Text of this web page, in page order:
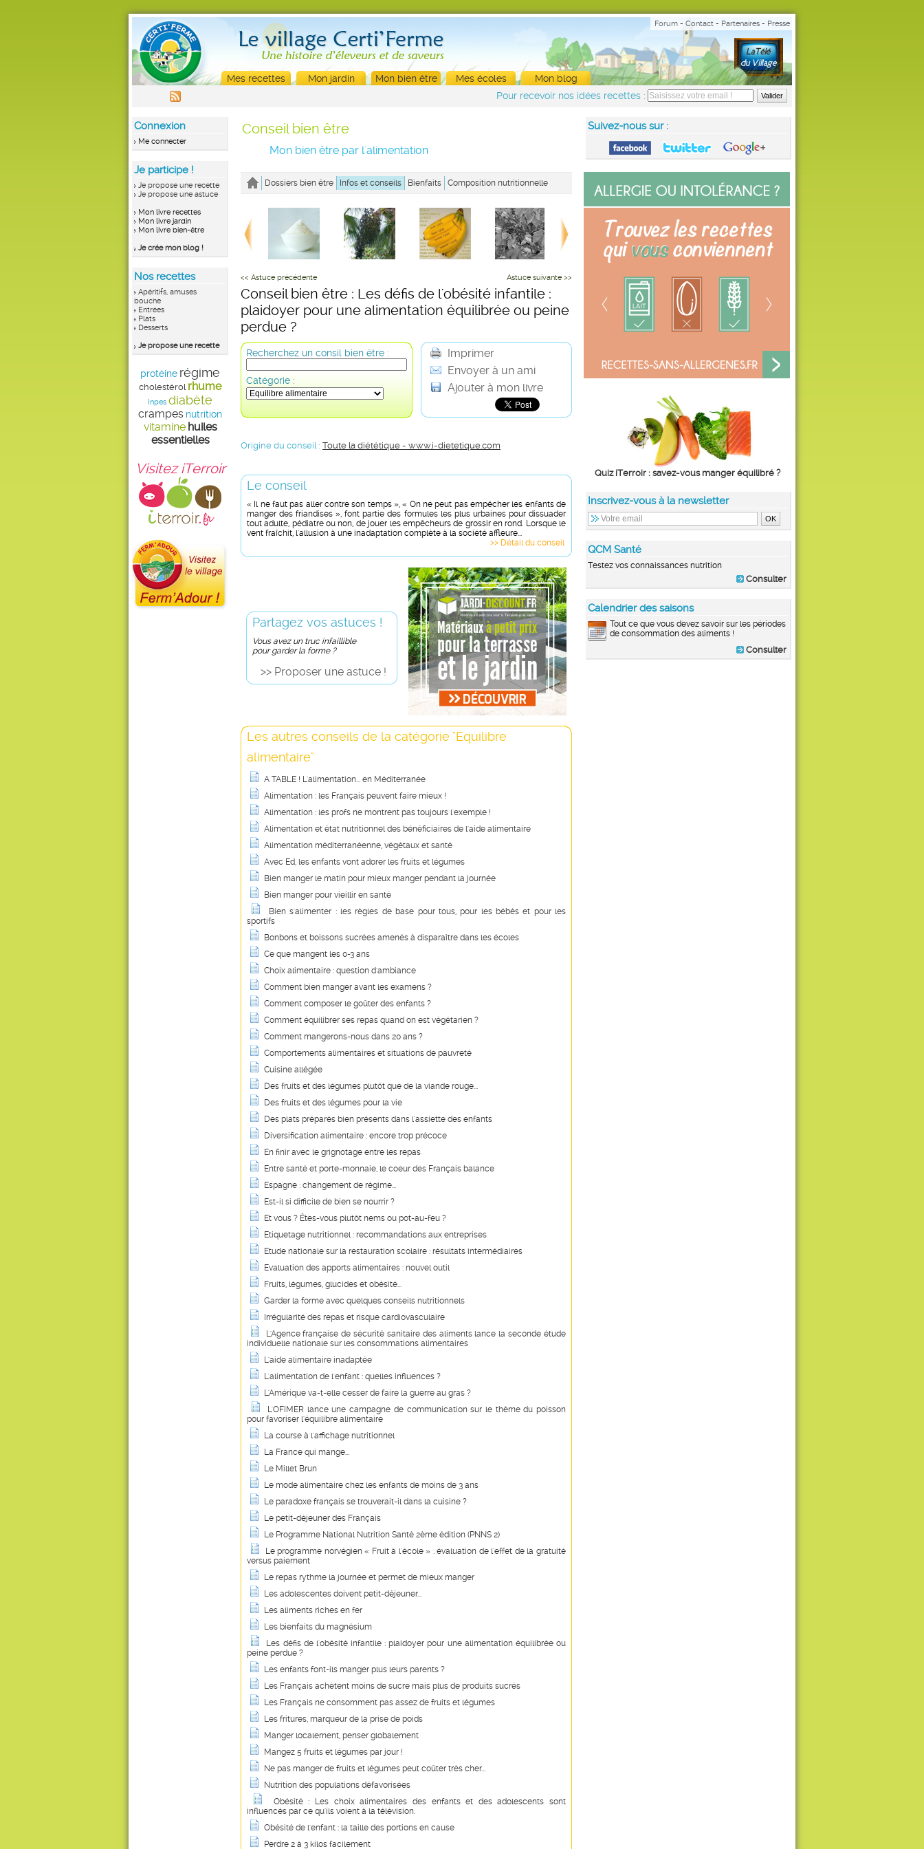
Forum - Contact - Partenaires - Presse
Mes recettes Mon jardin Mon bien être Mes écoles
Mon blog
Pour recevoir nos idées recettes :
Connexion
Me connecter
Je participe !
Je propose une recette
Je propose une astuce
Mon livre recettes
Mon livre jardin
Mon livre bien-être
Je crée mon blog !
Nos recettes
Apéritifs, amuses
bouche
Entrées
Plats
Desserts
Je propose une recette
protéine régime
cholestérol rhume
Inpes diabète
crampes nutrition
vitamine huiles
essentielles
Visitez iTerroir
Suivez-nous sur :
Quiz iTerroir : savez-vous manger équilibré ?
Inscrivez-vous à la newsletter
QCM Santé
Testez vos connaissances nutrition
Consulter
Calendrier des saisons
Tout ce que vous devez savoir sur les périodes
de consommation des aliments !
Consulter
Conseil bien être
Mon bien être par l'alimentation
Dossiers bien être Infos et conseils Bienfaits Composition nutritionnelle
Astuce suivante >>
<< Astuce précédente
Conseil bien être : Les défis de l'obésité infantile :
plaidoyer pour une alimentation équilibrée ou peine
perdue ?
Recherchez un consil bien être :
Catégorie :
Imprimer
Envoyer à un ami
Ajouter à mon livre
Origine du conseil : Toute la diététique - www.i-dietetique.com
Le conseil
« Il ne faut pas aller contre son temps », « On ne peut pas empêcher les enfants de
manger des friandises », font partie des formules les plus urbaines pour dissuader
tout adulte, pédiatre ou non, de jouer les empêcheurs de grossir en rond. Lorsque le
vent fraîchit, l'allusion à une inadaptation complète à la société affleure...
>> Détail du conseil
Partagez vos astuces !
Vous avez un truc infaillible
pour garder la forme ?
>> Proposer une astuce !
Les autres conseils de la catégorie "Equilibre
alimentaire"
A TABLE ! L'alimentation... en Méditerranée
Alimentation : les Français peuvent faire mieux !
Alimentation : les profs ne montrent pas toujours l'exemple !
Alimentation et état nutritionnel des bénéficiaires de l'aide alimentaire
Alimentation méditerranéenne, végétaux et santé
Avec Ed, les enfants vont adorer les fruits et légumes
Bien manger le matin pour mieux manger pendant la journée
Bien manger pour vieillir en santé
Bien s'alimenter : les règles de base pour tous, pour les bébés et pour les
sportifs
Bonbons et boissons sucrées amenés à disparaître dans les écoles
Ce que mangent les 0-3 ans
Choix alimentaire : question d'ambiance
Comment bien manger avant les examens ?
Comment composer le goûter des enfants ?
Comment équilibrer ses repas quand on est végétarien ?
Comment mangerons-nous dans 20 ans ?
Comportements alimentaires et situations de pauvreté
Cuisine allégée
Des fruits et des légumes plutôt que de la viande rouge...
Des fruits et des légumes pour la vie
Des plats préparés bien présents dans l'assiette des enfants
Diversification alimentaire : encore trop précoce
En finir avec le grignotage entre les repas
Entre santé et porte-monnaie, le coeur des Français balance
Espagne : changement de régime...
Est-il si difficile de bien se nourrir ?
Et vous ? Êtes-vous plutôt nems ou pot-au-feu ?
Etiquetage nutritionnel : recommandations aux entreprises
Etude nationale sur la restauration scolaire : résultats intermédiaires
Evaluation des apports alimentaires : nouvel outil
Fruits, légumes, glucides et obésité...
Garder la forme avec quelques conseils nutritionnels
Irrégularité des repas et risque cardiovasculaire
L'Agence française de sécurité sanitaire des aliments lance la seconde étude
individuelle nationale sur les consommations alimentaires
L'aide alimentaire inadaptée
L'alimentation de l'enfant : quelles influences ?
L'Amérique va-t-elle cesser de faire la guerre au gras ?
L'OFIMER lance une campagne de communication sur le thème du poisson
pour favoriser l'équilibre alimentaire
La course à l'affichage nutritionnel
La France qui mange...
Le Millet Brun
Le mode alimentaire chez les enfants de moins de 3 ans
Le paradoxe français se trouverait-il dans la cuisine ?
Le petit-déjeuner des Français
Le Programme National Nutrition Santé 2ème édition (PNNS 2)
Le programme norvégien « Fruit à l'école » : évaluation de l'effet de la gratuité
versus paiement
Le repas rythme la journée et permet de mieux manger
Les adolescentes doivent petit-déjeuner...
Les aliments riches en fer
Les bienfaits du magnésium
Les défis de l'obésité infantile : plaidoyer pour une alimentation équilibrée ou
peine perdue ?
Les enfants font-ils manger plus leurs parents ?
Les Français achètent moins de sucre mais plus de produits sucrés
Les Français ne consomment pas assez de fruits et légumes
Les fritures, marqueur de la prise de poids
Manger localement, penser globalement
Mangez 5 fruits et légumes par jour !
Ne pas manger de fruits et légumes peut coûter très cher...
Nutrition des populations défavorisées
Obésité : Les choix alimentaires des enfants et des adolescents sont
influencés par ce qu'ils voient à la télévision.
Obésité de l'enfant : la taille des portions en cause
Perdre 2 à 3 kilos facilement